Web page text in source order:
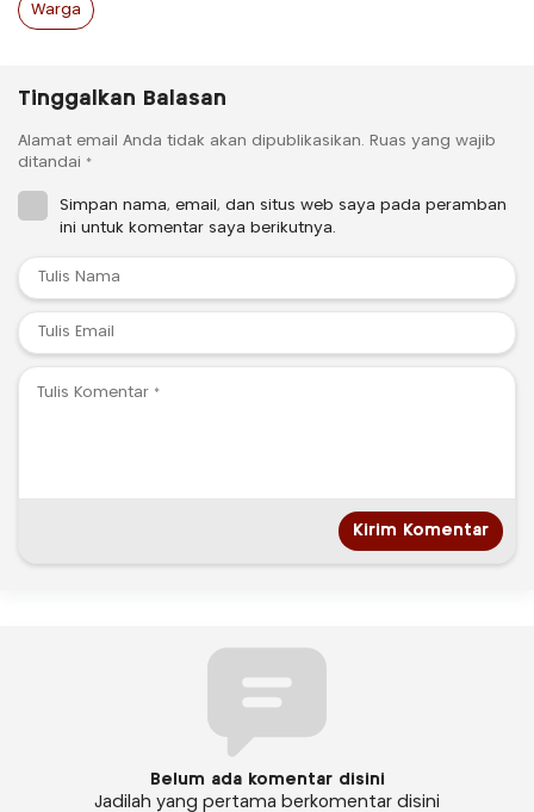
Warga
Tinggalkan Balasan
Alamat email Anda tidak akan dipublikasikan. Ruas yang wajib
ditandai *
Simpan nama, email, dan situs web saya pada peramban
ini untuk komentar saya berikutnya.
Belum ada komentar disini
Jadilah yang pertama berkomentar disini